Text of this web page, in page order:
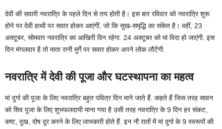
देवी की सवारी नवरात्रि के पहले दिन से तय होती है। इस बार रविवार को नवरात्रि शुरू
होने पर देवी हाथी पर सवार होकर आएंगीं, जो कि सुख-समृद्धि का संकेत है। वहीं, 23
अक्टूबर, सोमवार नवरात्रि का आखिरी दिन रहेगा. 24 अक्टूबर को मां विदा हो जाएंगी. इस
दिन मंगलवार है तो माता रानी मुर्गे पर सवार होकर अपने लोक लौटेंगी.
नवरात्रि में देवी की पूजा और घटस्थापना का महत्व
मां दुर्गा की पूजा के लिए नवरात्रि बहुत पवित्र दिन माने जाते हैं. कहते हैं जिस तरह सावन
को शिव पूजा के लिए शुभफलदायी माना गया है उसी तरह नवरात्रि के 9 दिन हर संकट,
कष्ट, दुख, दोष दूर करने के लिए लाभकारी होते हैं. इन नौ रातों में मां दुर्गा के 9 स्वरूपों की